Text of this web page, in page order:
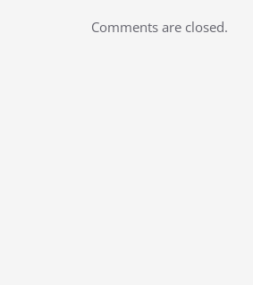
Comments are closed.